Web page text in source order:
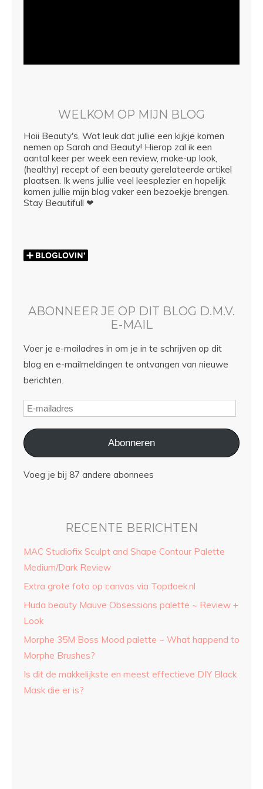
WELKOM OP MIJN BLOG
Hoii Beauty's, Wat leuk dat jullie een kijkje komen
nemen op Sarah and Beauty! Hierop zal ik een
aantal keer per week een review, make-up look,
(healthy) recept of een beauty gerelateerde artikel
plaatsen. Ik wens jullie veel leesplezier en hopelijk
komen jullie mijn blog vaker een bezoekje brengen.
Stay Beautifull ❤
ABONNEER JE OP DIT BLOG D.M.V.
E-MAIL
Voer je e-mailadres in om je in te schrijven op dit
blog en e-mailmeldingen te ontvangen van nieuwe
berichten.
Abonneren
Voeg je bij 87 andere abonnees
RECENTE BERICHTEN
MAC Studiofix Sculpt and Shape Contour Palette
Medium/Dark Review
Extra grote foto op canvas via Topdoek.nl
Huda beauty Mauve Obsessions palette ~ Review +
Look
Morphe 35M Boss Mood palette ~ What happend to
Morphe Brushes?
Is dit de makkelijkste en meest effectieve DIY Black
Mask die er is?